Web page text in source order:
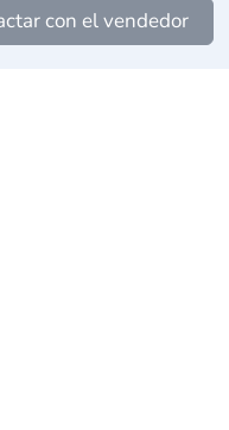
con el vendedor